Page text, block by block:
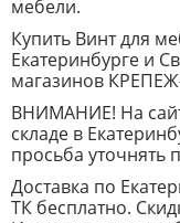
мебели.
Купить Винт для
Екатеринбурге и
магазинов
ВНИМАНИЕ! На
складе в
просьба уточнять
Доставка по
ТК бесплатно.